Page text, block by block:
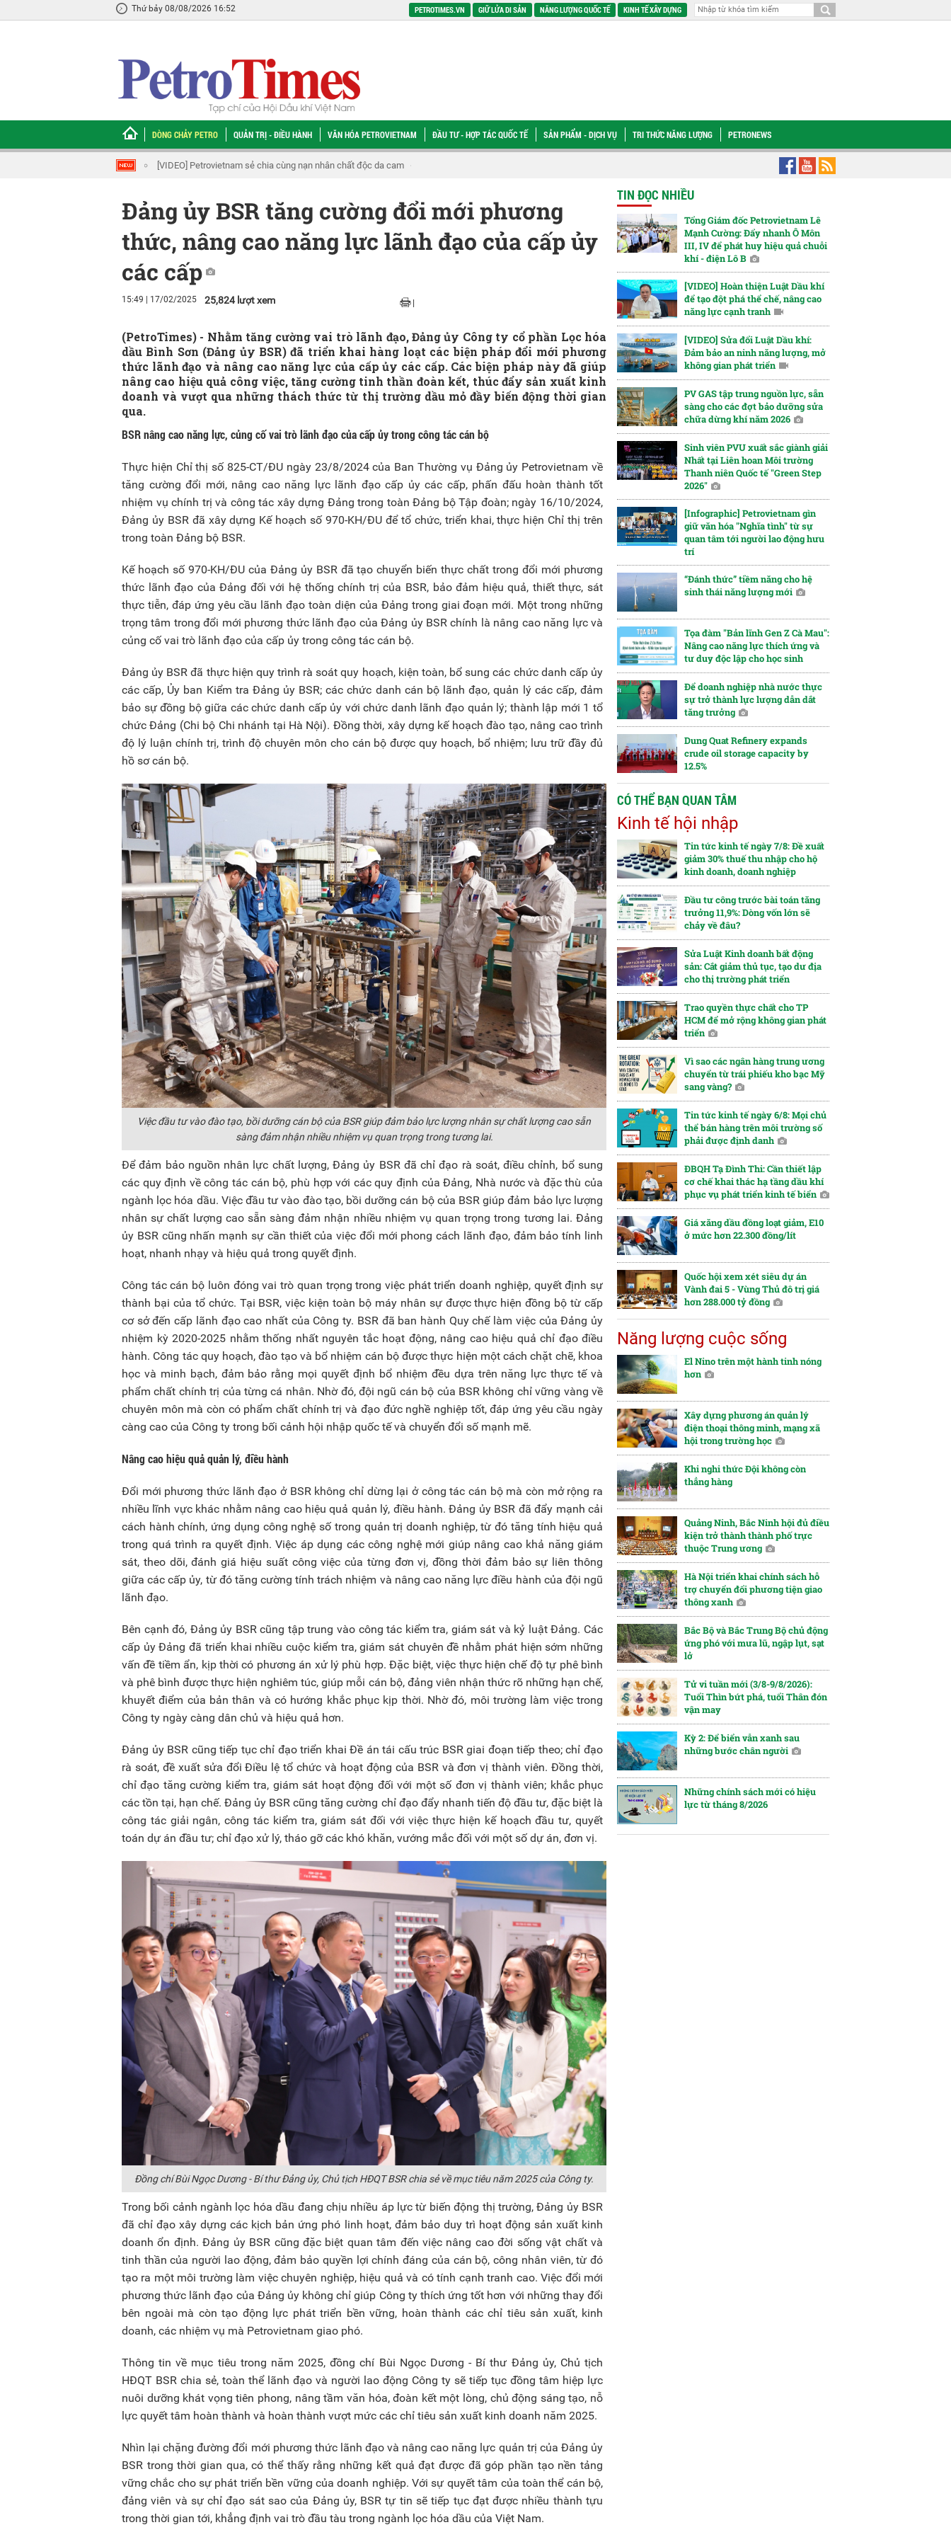
Thứ bảy 08/08/2026 16:52 PETROTIMES.VN GIỮ LỬA DI SẢN NĂNG LƯỢNG QUỐC TẾ KINH TẾ XÂY DỰNG
DÒNG CHẢY PETRO QUẢN TRỊ - ĐIỀU HÀNH VĂN HÓA PETROVIETNAM ĐẦU TƯ - HỢP TÁC QUỐC TẾ SẢN PHẨM - DỊCH VỤ TRI THỨC NĂNG LƯỢNG PETRONEWS
sẻ chia cùng nạn nhân chất độc da cam PV Drilling được vinh danh Top 50 Công ty Đại chúng uy tín và hiệu quả năm 2026 Quỹ rủi ro - Nguồn lực cho thăm dò
Đảng ủy BSR tăng cường đổi mới phương
thức, nâng cao năng lực lãnh đạo của cấp ủy
các cấp
15:49 | 17/02/2025 25,824 lượt xem |
(PetroTimes) - Nhằm tăng cường vai trò lãnh đạo, Đảng ủy Công ty cổ phần Lọc hóa
dầu Bình Sơn (Đảng ủy BSR) đã triển khai hàng loạt các biện pháp đổi mới phương
thức lãnh đạo và nâng cao năng lực của cấp ủy các cấp. Các biện pháp này đã giúp
nâng cao hiệu quả công việc, tăng cường tinh thần đoàn kết, thúc đẩy sản xuất kinh
doanh và vượt qua những thách thức từ thị trường dầu mỏ đầy biến động thời gian
qua.
BSR nâng cao năng lực, củng cố vai trò lãnh đạo của cấp ủy trong công tác cán bộ
Thực hiện Chỉ thị số 825-CT/ĐU ngày 23/8/2024 của Ban Thường vụ Đảng ủy Petrovietnam về
tăng cường đổi mới, nâng cao năng lực lãnh đạo cấp ủy các cấp, phấn đấu hoàn thành tốt
nhiệm vụ chính trị và công tác xây dựng Đảng trong toàn Đảng bộ Tập đoàn; ngày 16/10/2024,
Đảng ủy BSR đã xây dựng Kế hoạch số 970-KH/ĐU để tổ chức, triển khai, thực hiện Chỉ thị trên
trong toàn Đảng bộ BSR.
Kế hoạch số 970-KH/ĐU của Đảng ủy BSR đã tạo chuyển biến thực chất trong đổi mới phương
thức lãnh đạo của Đảng đối với hệ thống chính trị của BSR, bảo đảm hiệu quả, thiết thực, sát
thực tiễn, đáp ứng yêu cầu lãnh đạo toàn diện của Đảng trong giai đoạn mới. Một trong những
trọng tâm trong đổi mới phương thức lãnh đạo của Đảng ủy BSR chính là nâng cao năng lực và
củng cố vai trò lãnh đạo của cấp ủy trong công tác cán bộ.
Đảng ủy BSR đã thực hiện quy trình rà soát quy hoạch, kiện toàn, bổ sung các chức danh cấp ủy
các cấp, Ủy ban Kiểm tra Đảng ủy BSR; các chức danh cán bộ lãnh đạo, quản lý các cấp, đảm
bảo sự đồng bộ giữa các chức danh cấp ủy với chức danh lãnh đạo quản lý; thành lập mới 1 tổ
chức Đảng (Chi bộ Chi nhánh tại Hà Nội). Đồng thời, xây dựng kế hoạch đào tạo, nâng cao trình
độ lý luận chính trị, trình độ chuyên môn cho cán bộ được quy hoạch, bổ nhiệm; lưu trữ đầy đủ
hồ sơ cán bộ.
Việc đầu tư vào đào tạo, bồi dưỡng cán bộ của BSR giúp đảm bảo lực lượng nhân sự chất lượng cao sẵn
sàng đảm nhận nhiều nhiệm vụ quan trọng trong tương lai.
Để đảm bảo nguồn nhân lực chất lượng, Đảng ủy BSR đã chỉ đạo rà soát, điều chỉnh, bổ sung
các quy định về công tác cán bộ, phù hợp với các quy định của Đảng, Nhà nước và đặc thù của
ngành lọc hóa dầu. Việc đầu tư vào đào tạo, bồi dưỡng cán bộ của BSR giúp đảm bảo lực lượng
nhân sự chất lượng cao sẵn sàng đảm nhận nhiều nhiệm vụ quan trọng trong tương lai. Đảng
ủy BSR cũng nhấn mạnh sự cần thiết của việc đổi mới phong cách lãnh đạo, đảm bảo tính linh
hoạt, nhanh nhạy và hiệu quả trong quyết định.
Công tác cán bộ luôn đóng vai trò quan trọng trong việc phát triển doanh nghiệp, quyết định sự
thành bại của tổ chức. Tại BSR, việc kiện toàn bộ máy nhân sự được thực hiện đồng bộ từ cấp
cơ sở đến cấp lãnh đạo cao nhất của Công ty. BSR đã ban hành Quy chế làm việc của Đảng ủy
nhiệm kỳ 2020-2025 nhằm thống nhất nguyên tắc hoạt động, nâng cao hiệu quả chỉ đạo điều
hành. Công tác quy hoạch, đào tạo và bổ nhiệm cán bộ được thực hiện một cách chặt chẽ, khoa
học và minh bạch, đảm bảo rằng mọi quyết định bổ nhiệm đều dựa trên năng lực thực tế và
phẩm chất chính trị của từng cá nhân. Nhờ đó, đội ngũ cán bộ của BSR không chỉ vững vàng về
chuyên môn mà còn có phẩm chất chính trị và đạo đức nghề nghiệp tốt, đáp ứng yêu cầu ngày
càng cao của Công ty trong bối cảnh hội nhập quốc tế và chuyển đổi số mạnh mẽ.
Nâng cao hiệu quả quản lý, điều hành
Đổi mới phương thức lãnh đạo ở BSR không chỉ dừng lại ở công tác cán bộ mà còn mở rộng ra
nhiều lĩnh vực khác nhằm nâng cao hiệu quả quản lý, điều hành. Đảng ủy BSR đã đẩy mạnh cải
cách hành chính, ứng dụng công nghệ số trong quản trị doanh nghiệp, từ đó tăng tính hiệu quả
trong quá trình ra quyết định. Việc áp dụng các công nghệ mới giúp nâng cao khả năng giám
sát, theo dõi, đánh giá hiệu suất công việc của từng đơn vị, đồng thời đảm bảo sự liên thông
giữa các cấp ủy, từ đó tăng cường tính trách nhiệm và nâng cao năng lực điều hành của đội ngũ
lãnh đạo.
Bên cạnh đó, Đảng ủy BSR cũng tập trung vào công tác kiểm tra, giám sát và kỷ luật Đảng. Các
cấp ủy Đảng đã triển khai nhiều cuộc kiểm tra, giám sát chuyên đề nhằm phát hiện sớm những
vấn đề tiềm ẩn, kịp thời có phương án xử lý phù hợp. Đặc biệt, việc thực hiện chế độ tự phê bình
và phê bình được thực hiện nghiêm túc, giúp mỗi cán bộ, đảng viên nhận thức rõ những hạn chế,
khuyết điểm của bản thân và có hướng khắc phục kịp thời. Nhờ đó, môi trường làm việc trong
Công ty ngày càng dân chủ và hiệu quả hơn.
Đảng ủy BSR cũng tiếp tục chỉ đạo triển khai Đề án tái cấu trúc BSR giai đoạn tiếp theo; chỉ đạo
rà soát, đề xuất sửa đổi Điều lệ tổ chức và hoạt động của BSR và đơn vị thành viên. Đồng thời,
chỉ đạo tăng cường kiểm tra, giám sát hoạt động đối với một số đơn vị thành viên; khắc phục
các tồn tại, hạn chế. Đảng ủy BSR cũng tăng cường chỉ đạo đẩy nhanh tiến độ đầu tư, đặc biệt là
công tác giải ngân, công tác kiểm tra, giám sát đối với việc thực hiện kế hoạch đầu tư, quyết
toán dự án đầu tư; chỉ đạo xử lý, tháo gỡ các khó khăn, vướng mắc đối với một số dự án, đơn vị.
Đồng chí Bùi Ngọc Dương - Bí thư Đảng ủy, Chủ tịch HĐQT BSR chia sẻ về mục tiêu năm 2025 của Công ty.
Trong bối cảnh ngành lọc hóa dầu đang chịu nhiều áp lực từ biến động thị trường, Đảng ủy BSR
đã chỉ đạo xây dựng các kịch bản ứng phó linh hoạt, đảm bảo duy trì hoạt động sản xuất kinh
doanh ổn định. Đảng ủy BSR cũng đặc biệt quan tâm đến việc nâng cao đời sống vật chất và
tinh thần của người lao động, đảm bảo quyền lợi chính đáng của cán bộ, công nhân viên, từ đó
tạo ra một môi trường làm việc chuyên nghiệp, hiệu quả và có tính cạnh tranh cao. Việc đổi mới
phương thức lãnh đạo của Đảng ủy không chỉ giúp Công ty thích ứng tốt hơn với những thay đổi
bên ngoài mà còn tạo động lực phát triển bền vững, hoàn thành các chỉ tiêu sản xuất, kinh
doanh, các nhiệm vụ mà Petrovietnam giao phó.
Thông tin về mục tiêu trong năm 2025, đồng chí Bùi Ngọc Dương - Bí thư Đảng ủy, Chủ tịch
HĐQT BSR chia sẻ, toàn thể lãnh đạo và người lao động Công ty sẽ tiếp tục đồng tâm hiệp lực
nuôi dưỡng khát vọng tiên phong, nâng tầm văn hóa, đoàn kết một lòng, chủ động sáng tạo, nỗ
lực quyết tâm hoàn thành và hoàn thành vượt mức các chỉ tiêu sản xuất kinh doanh năm 2025.
Nhìn lại chặng đường đổi mới phương thức lãnh đạo và nâng cao năng lực quản trị của Đảng ủy
BSR trong thời gian qua, có thể thấy rằng những kết quả đạt được đã góp phần tạo nền tảng
vững chắc cho sự phát triển bền vững của doanh nghiệp. Với sự quyết tâm của toàn thể cán bộ,
đảng viên và sự chỉ đạo sát sao của Đảng ủy, BSR tự tin sẽ tiếp tục đạt được nhiều thành tựu
trong thời gian tới, khẳng định vai trò đầu tàu trong ngành lọc hóa dầu của Việt Nam.
TIN ĐỌC NHIỀU
Tổng Giám đốc Petrovietnam Lê
Mạnh Cường: Đẩy nhanh Ô Môn
III, IV để phát huy hiệu quả chuỗi
khí - điện Lô B
[VIDEO] Hoàn thiện Luật Dầu khí
để tạo đột phá thể chế, nâng cao
năng lực cạnh tranh
[VIDEO] Sửa đổi Luật Dầu khí:
Đảm bảo an ninh năng lượng, mở
không gian phát triển
PV GAS tập trung nguồn lực, sẵn
sàng cho các đợt bảo dưỡng sửa
chữa dừng khí năm 2026
Sinh viên PVU xuất sắc giành giải
Nhất tại Liên hoan Môi trường
Thanh niên Quốc tế "Green Step
2026"
[Infographic] Petrovietnam gìn
giữ văn hóa "Nghĩa tình" từ sự
quan tâm tới người lao động hưu
trí
“Đánh thức” tiềm năng cho hệ
sinh thái năng lượng mới
Tọa đàm "Bản lĩnh Gen Z Cà Mau":
Nâng cao năng lực thích ứng và
tư duy độc lập cho học sinh
Để doanh nghiệp nhà nước thực
sự trở thành lực lượng dẫn dắt
tăng trưởng
Dung Quat Refinery expands
crude oil storage capacity by
12.5%
CÓ THỂ BẠN QUAN TÂM
Kinh tế hội nhập
Tin tức kinh tế ngày 7/8: Đề xuất
giảm 30% thuế thu nhập cho hộ
kinh doanh, doanh nghiệp
Đầu tư công trước bài toán tăng
trưởng 11,9%: Dòng vốn lớn sẽ
chảy về đâu?
Sửa Luật Kinh doanh bất động
sản: Cắt giảm thủ tục, tạo dư địa
cho thị trường phát triển
Trao quyền thực chất cho TP
HCM để mở rộng không gian phát
triển
Vì sao các ngân hàng trung ương
chuyển từ trái phiếu kho bạc Mỹ
sang vàng?
Tin tức kinh tế ngày 6/8: Mọi chủ
thể bán hàng trên môi trường số
phải được định danh
ĐBQH Tạ Đình Thi: Cần thiết lập
cơ chế khai thác hạ tầng dầu khí
phục vụ phát triển kinh tế biển
Giá xăng dầu đồng loạt giảm, E10
ở mức hơn 22.300 đồng/lít
Quốc hội xem xét siêu dự án
Vành đai 5 - Vùng Thủ đô trị giá
hơn 288.000 tỷ đồng
Năng lượng cuộc sống
El Nino trên một hành tinh nóng
hơn
Xây dựng phương án quản lý
điện thoại thông minh, mạng xã
hội trong trường học
Khi nghi thức Đội không còn
thẳng hàng
Quảng Ninh, Bắc Ninh hội đủ điều
kiện trở thành thành phố trực
thuộc Trung ương
Hà Nội triển khai chính sách hỗ
trợ chuyển đổi phương tiện giao
thông xanh
Bắc Bộ và Bắc Trung Bộ chủ động
ứng phó với mưa lũ, ngập lụt, sạt
lở
Tử vi tuần mới (3/8-9/8/2026):
Tuổi Thìn bứt phá, tuổi Thân đón
vận may
Kỳ 2: Để biển vẫn xanh sau
những bước chân người
Những chính sách mới có hiệu
lực từ tháng 8/2026